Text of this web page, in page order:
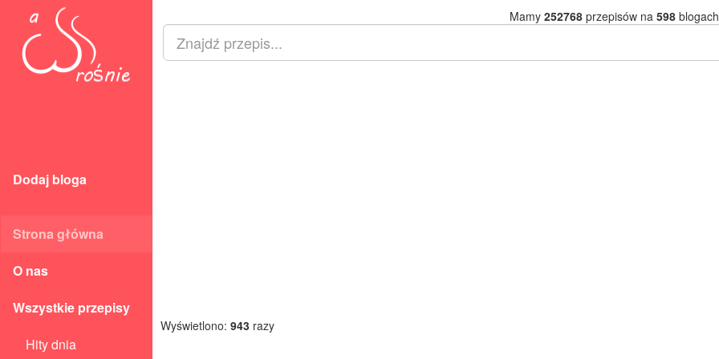
Dodaj bloga
Strona główna
O nas
Wszystkie przepisy
Hity dnia
Mamy 252768przepisów na 598
Wyświetlono: 943 razy